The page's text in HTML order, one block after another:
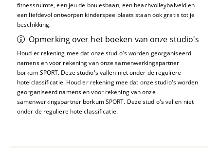
fitnessruimte, een jeu de boulesbaan, een beachvolleybalveld en
een liefdevol ontworpen kinderspeelplaats staan ook gratis tot je
beschikking.
Opmerking over het boeken van onze studio's
Houd er rekening mee dat onze studio's worden georganiseerd
namens en voor rekening van onze samenwerkingspartner
borkum SPORT. Deze studio's vallen niet onder de reguliere
hotelclassificatie. Houd er rekening mee dat onze studio's worden
georganiseerd namens en voor rekening van onze
samenwerkingspartner borkum SPORT. Deze studio's vallen niet
onder de reguliere hotelclassificatie.